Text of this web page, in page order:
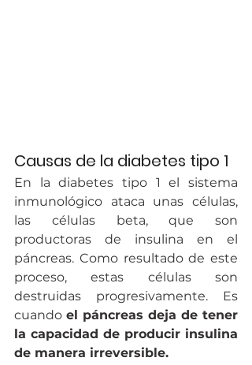
Causas de la diabetes tipo 1
En la diabetes tipo 1 el sistema
inmunológico ataca unas células,
las células beta, que son
productoras de insulina en el
páncreas. Como resultado de este
proceso, estas células son
destruidas progresivamente. Es
cuando el páncreas deja de tener
la capacidad de producir insulina
de manera irreversible.